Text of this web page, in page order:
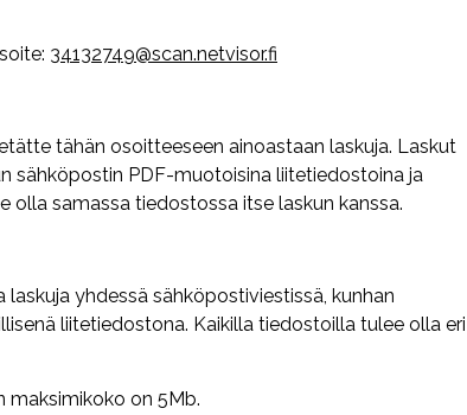
34132749@scan.netvisor.fi
tähän osoitteeseen ainoastaan laskuja. Laskut
sähköpostin PDF-muotoisina liitetiedostoina ja
olla samassa tiedostossa itse laskun kanssa.
laskuja yhdessä sähköpostiviestissä, kunhan
liitetiedostona. Kaikilla tiedostoilla tulee olla eri
maksimikoko on 5Mb.